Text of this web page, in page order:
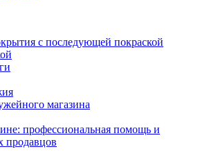
с последующей покраской
магазина
профессиональная помощь и
продавцов